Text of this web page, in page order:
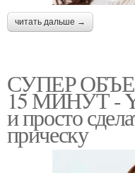
читать дальше →
СУПЕР
15 МИНУТ ‍-
и просто
прическу